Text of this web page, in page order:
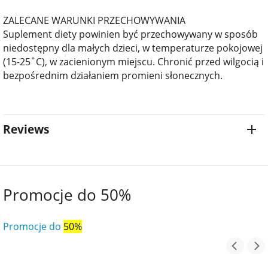
ZALECANE WARUNKI PRZECHOWYWANIA
Suplement diety powinien być przechowywany w sposób
niedostępny dla małych dzieci, w temperaturze pokojowej
(15-25˚C), w zacienionym miejscu. Chronić przed wilgocią i
bezpośrednim działaniem promieni słonecznych.
Reviews
Promocje do 50%
Promocje do 50%